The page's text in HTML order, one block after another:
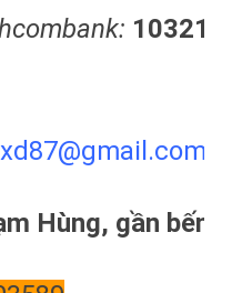
il.com
Hùng, gần bến